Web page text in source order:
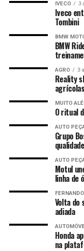
IVECO 3
Iveco
Tombini
BMW
BMW
AGRO 3
Reality
MUITO
O ritual
AUTO
Grupo
AUTO
Motul
linha de
Volta do
adiada
Honda
na